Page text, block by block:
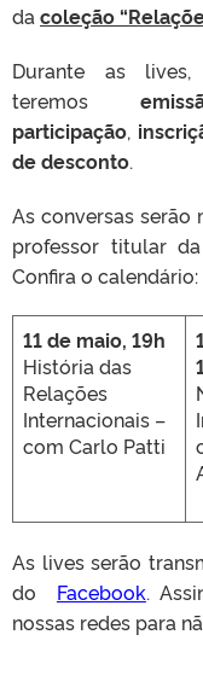
da coleção
Durante as
teremos
participação,
de desconto.
As conversas serão
professor titular
Confira o calendário:
11 de maio, 19h
História das
Relações
Internacionais –
com Carlo Patti
As lives serão
do Facebook.
nossas redes para